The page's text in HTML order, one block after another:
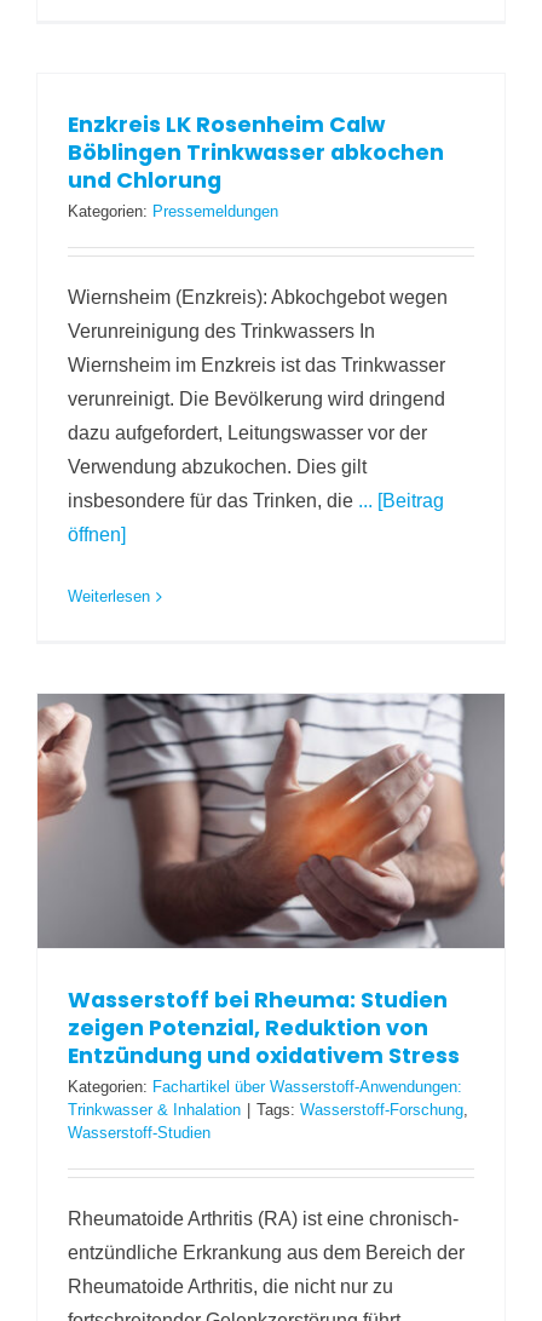
Enzkreis LK Rosenheim Calw
Böblingen Trinkwasser abkochen
und Chlorung
Kategorien: Pressemeldungen
Wiernsheim (Enzkreis): Abkochgebot wegen
Verunreinigung des Trinkwassers In
Wiernsheim im Enzkreis ist das Trinkwasser
verunreinigt. Die Bevölkerung wird dringend
dazu aufgefordert, Leitungswasser vor der
Verwendung abzukochen. Dies gilt
insbesondere für das Trinken, die ... [Beitrag
öffnen]
Weiterlesen
Wasserstoff bei Rheuma: Studien
zeigen Potenzial, Reduktion von
Entzündung und oxidativem Stress
Kategorien: Fachartikel über Wasserstoff-Anwendungen:
Trinkwasser & Inhalation
Tags: Wasserstoff-Forschung,
Wasserstoff-Studien
Rheumatoide Arthritis (RA) ist eine chronisch-
entzündliche Erkrankung aus dem Bereich der
Rheumatoide Arthritis, die nicht nur zu